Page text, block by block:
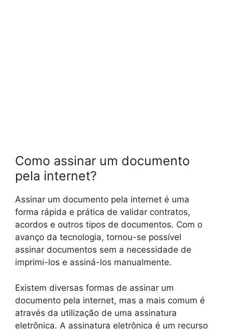
Como assinar um documento
pela internet?
Assinar um documento pela internet é uma
forma rápida e prática de validar contratos,
acordos e outros tipos de documentos. Com o
avanço da tecnologia, tornou-se possível
assinar documentos sem a necessidade de
imprimi-los e assiná-los manualmente.
Existem diversas formas de assinar um
documento pela internet, mas a mais comum é
através da utilização de uma assinatura
eletrônica. A assinatura eletrônica é um recurso